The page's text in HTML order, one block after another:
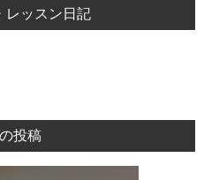
レッスン日記
投稿